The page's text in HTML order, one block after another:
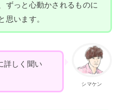
ずっと心動かされるものに
思います。
シマケン
詳しく聞い